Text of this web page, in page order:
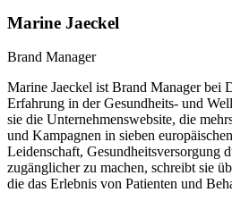
Marine Jaeckel
Brand Manager
Marine Jaeckel ist Brand Manager bei
Erfahrung in der Gesundheits- und
sie die Unternehmenswebsite, die
und Kampagnen in sieben
Leidenschaft, Gesundheitsversorgung
zugänglicher zu machen, schreibt sie
die das Erlebnis von Patienten und